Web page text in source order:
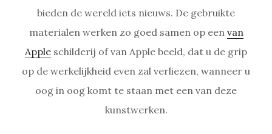
bieden de wereld iets nieuws. De gebruikte
materialen werken zo goed samen op een van
Apple schilderij of van Apple beeld, dat u de grip
op de werkelijkheid even zal verliezen, wanneer u
oog in oog komt te staan met een van deze
kunstwerken.